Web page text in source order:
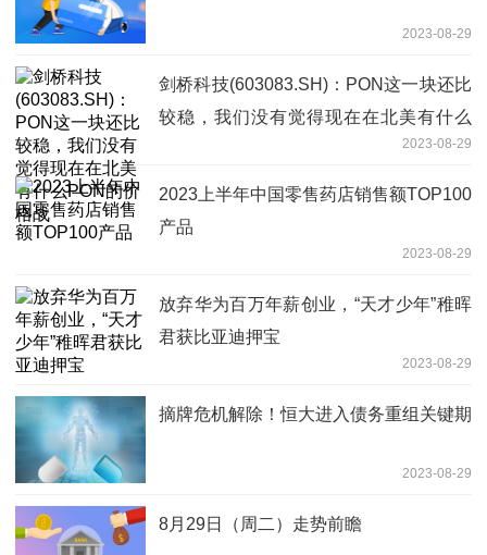
2023-08-29
剑桥科技(603083.SH)：PON这一块还比
较稳，我们没有觉得现在在北美有什么
2023-08-29
2023上半年中国零售药店销售额TOP100
产品
2023-08-29
放弃华为百万年薪创业，“天才少年”稚晖
君获比亚迪押宝
2023-08-29
摘牌危机解除！恒大进入债务重组关键期
2023-08-29
8月29日（周二）走势前瞻